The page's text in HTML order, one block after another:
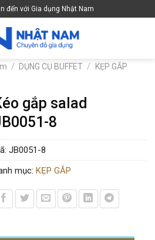
đến với Gia dụng Nhật Nam
/ DỤNG CỤ BUFFET / KẸP GẮP
gắp salad
8
JB0051-8
mục: KẸP GẮP